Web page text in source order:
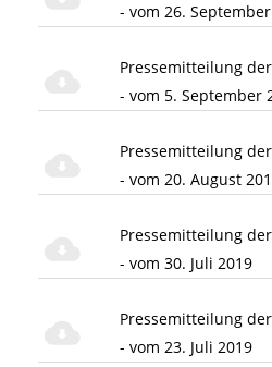
- vom 26.
Pressemitteilung
- vom 5. September
Pressemitteilung
- vom 20. August
Pressemitteilung
- vom 30. Juli 2019
Pressemitteilung
- vom 23. Juli 2019